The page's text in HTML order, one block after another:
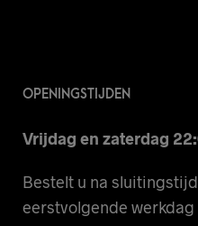
OPENINGSTIJDEN
Vrijdag en zaterdag
Bestelt u na
eerstvolgende